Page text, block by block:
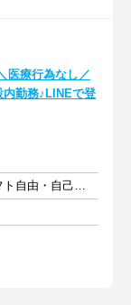
医療行為なし／
勤務♪LINEで登
週3日以上 1日7時間以上 シフト自由・自己申告